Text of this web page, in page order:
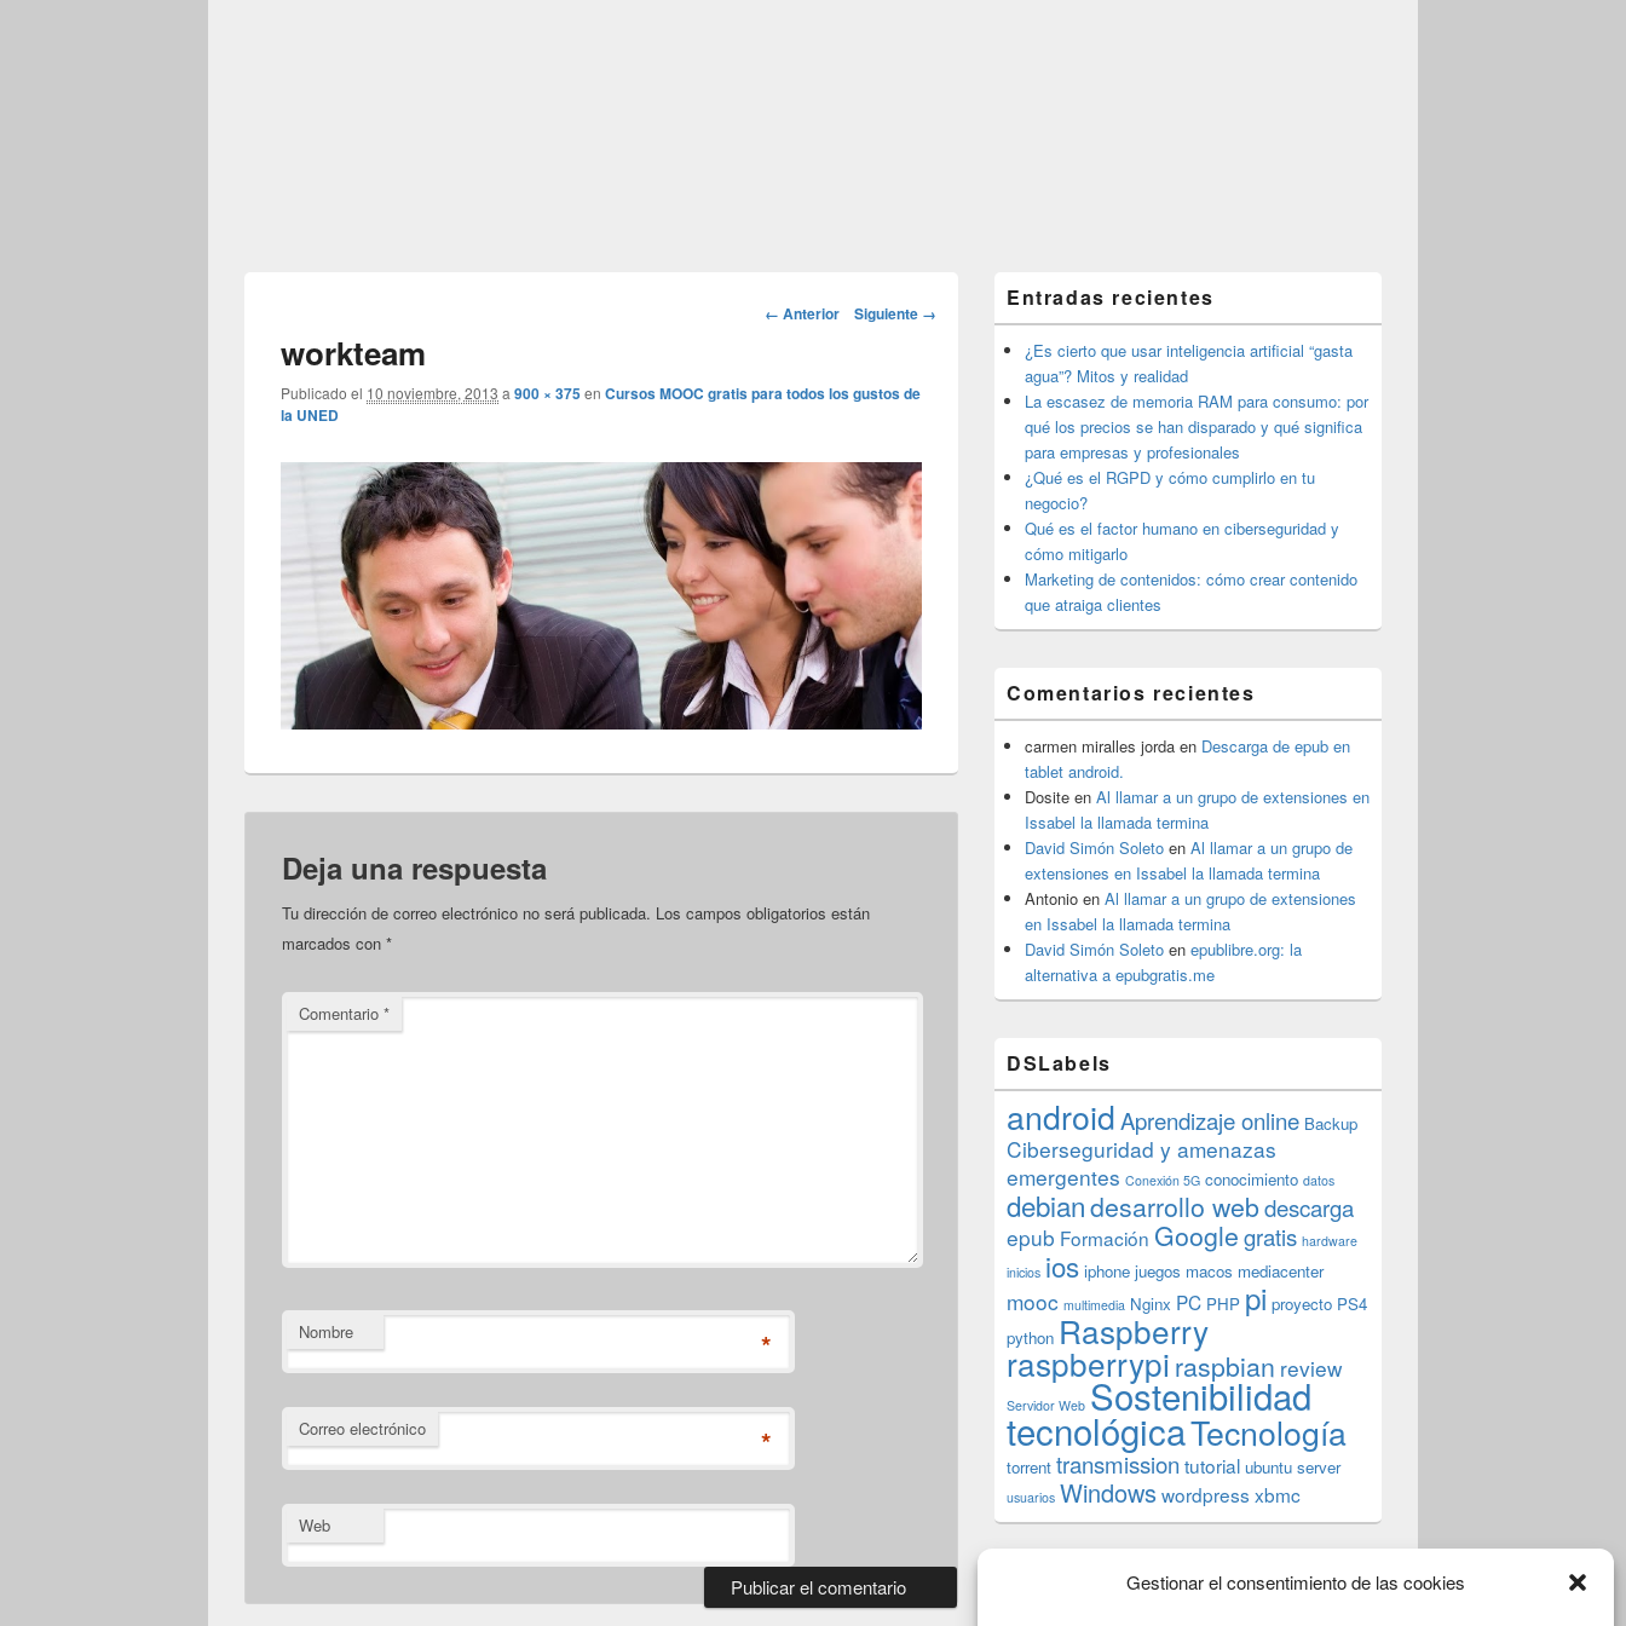
Gestionar el consentimiento de las cookies
Navegador
← Anterior Siguiente →
workteam
Publicado el 10 noviembre, 2013 a 900 × 375en Cursos MOOC gratis para todos los gustos de
la UNED
Deja una respuesta
Tu dirección de correo electrónico no será publicada. Los campos obligatorios están
marcados con *
Comentario *
Nombre *
Correo electrónico *
Web
área
de
widget
barra
lateral
primaria
Entradas recientes
¿Es cierto que usar inteligencia artificial “gasta
agua”? Mitos y realidad
La escasez de memoria RAM para consumo: por
qué los precios se han disparado y qué significa
para empresas y profesionales
¿Qué es el RGPD y cómo cumplirlo en tu
negocio?
Qué es el factor humano en ciberseguridad y
cómo mitigarlo
Marketing de contenidos: cómo crear contenido
que atraiga clientes
Comentarios recientes
carmen miralles jorda en Descarga de epub en
tablet android.
Dosite en Al llamar a un grupo de extensiones en
Issabel la llamada termina
David Simón Soleto en Al llamar a un grupo de
extensiones en Issabel la llamada termina
Antonio en Al llamar a un grupo de extensiones
en Issabel la llamada termina
David Simón Soleto en epublibre.org: la
alternativa a epubgratis.me
DSLabels
androidAprendizaje online Backup
Ciberseguridad y amenazas
emergentes Conexión 5G conocimiento datos
debiandesarrollo webdescarga
epub Formación Googlegratis hardware
inicios ios iphone juegos macos mediacenter
mooc multimedia Nginx PC PHP pi proyecto PS4
python Raspberry
raspberrypi raspbian review
Servidor Web Sostenibilidad
tecnológicaTecnología
torrent transmission tutorial ubuntu server
usuarios Windowswordpress xbmc